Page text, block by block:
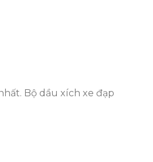
Bộ dầu xích xe đạp